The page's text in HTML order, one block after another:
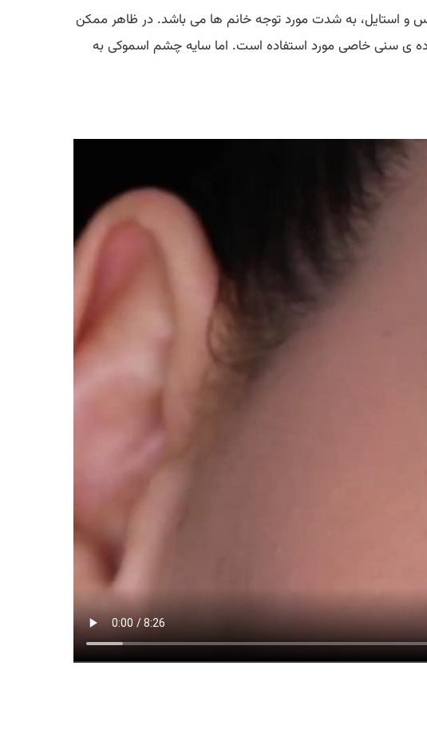
و استایل، به شدت مورد توجه خانم ها می باشد. در ظاهر ممکن
ی سنی خاصی مورد استفاده است. اما سایه چشم اسموکی به